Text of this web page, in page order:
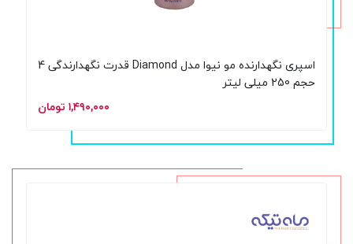
اسپری نگهدارنده مو نیوا مدل Diamond قدرت نگهدارندگی 4
حجم 250 میلی لیتر
۱,۴۹۰,۰۰۰ تومان